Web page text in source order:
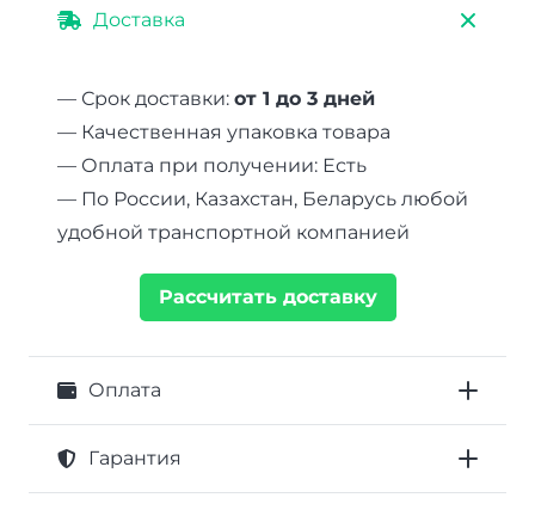
Доставка
— Срок доставки: от 1 до 3 дней
— Качественная упаковка товара
— Оплата при получении: Есть
— По России, Казахстан, Беларусь любой
удобной транспортной компанией
Рассчитать доставку
Оплата
Гарантия